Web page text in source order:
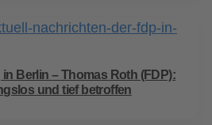
Berlin – Thomas Roth (FDP):
und tief betroffen